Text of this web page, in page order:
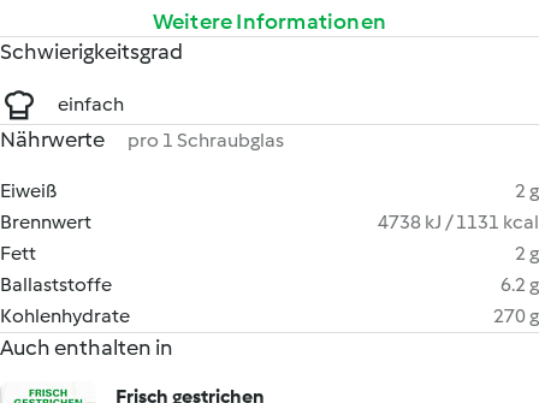
Weitere Informationen
Schwierigkeitsgrad
einfach
Nährwerte pro 1 Schraubglas
Eiweiß
2 g
Brennwert
4738 kJ / 1131 kcal
Fett
2 g
Ballaststoffe
6.2 g
Kohlenhydrate
270 g
Auch enthalten in
Frisch gestrichen